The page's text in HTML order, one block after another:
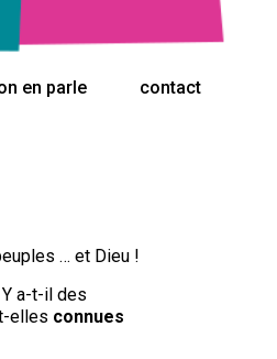
en parle contact
… et Dieu !
a-t-il des
elles connues